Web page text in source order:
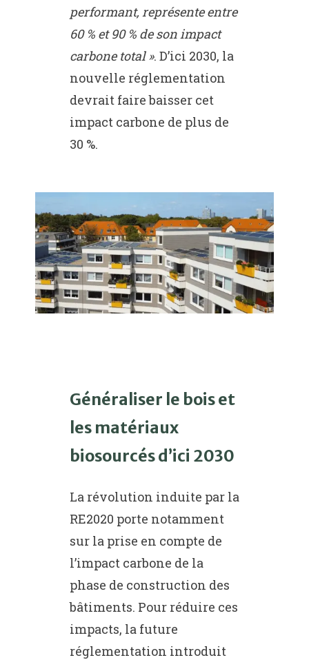
performant, représente entre
60 % et 90 % de son impact
carbone total ». D’ici 2030, la
nouvelle réglementation
devrait faire baisser cet
impact carbone de plus de
30 %.
Généraliser le bois et
les matériaux
biosourcés d’ici 2030
La révolution induite par la
RE2020 porte notamment
sur la prise en compte de
l’impact carbone de la
phase de construction des
bâtiments. Pour réduire ces
impacts, la future
réglementation introduit